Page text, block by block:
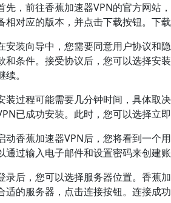
先，前往香蕉加速器VPN的官方网站
相对应的版本，并点击下载按钮。下
安装向导中，您需要同意用户协议和
和条件。接受协议后，您可以选择安
续。
装过程可能需要几分钟时间，具体取
已成功安装。此时，您可以选择立
动香蕉加速器VPN后，您将看到一个
通过输入电子邮件和设置密码来创建
录后，您可以选择服务器位置。香蕉
适的服务器，点击连接按钮。连接成